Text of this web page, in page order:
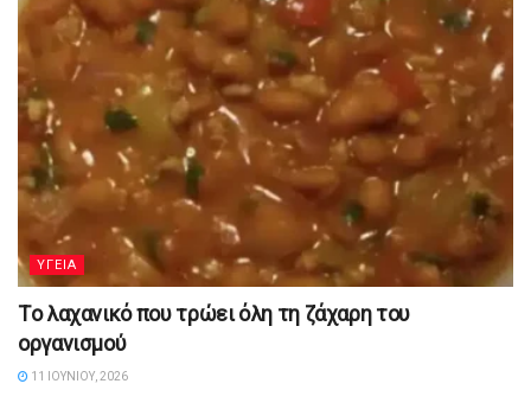
YΓΕΙΑ
Tο λαχανικό που τρώει όλη τη ζάχαρη του
οργανισμού
11 ΙΟΥΝΊΟΥ, 2026